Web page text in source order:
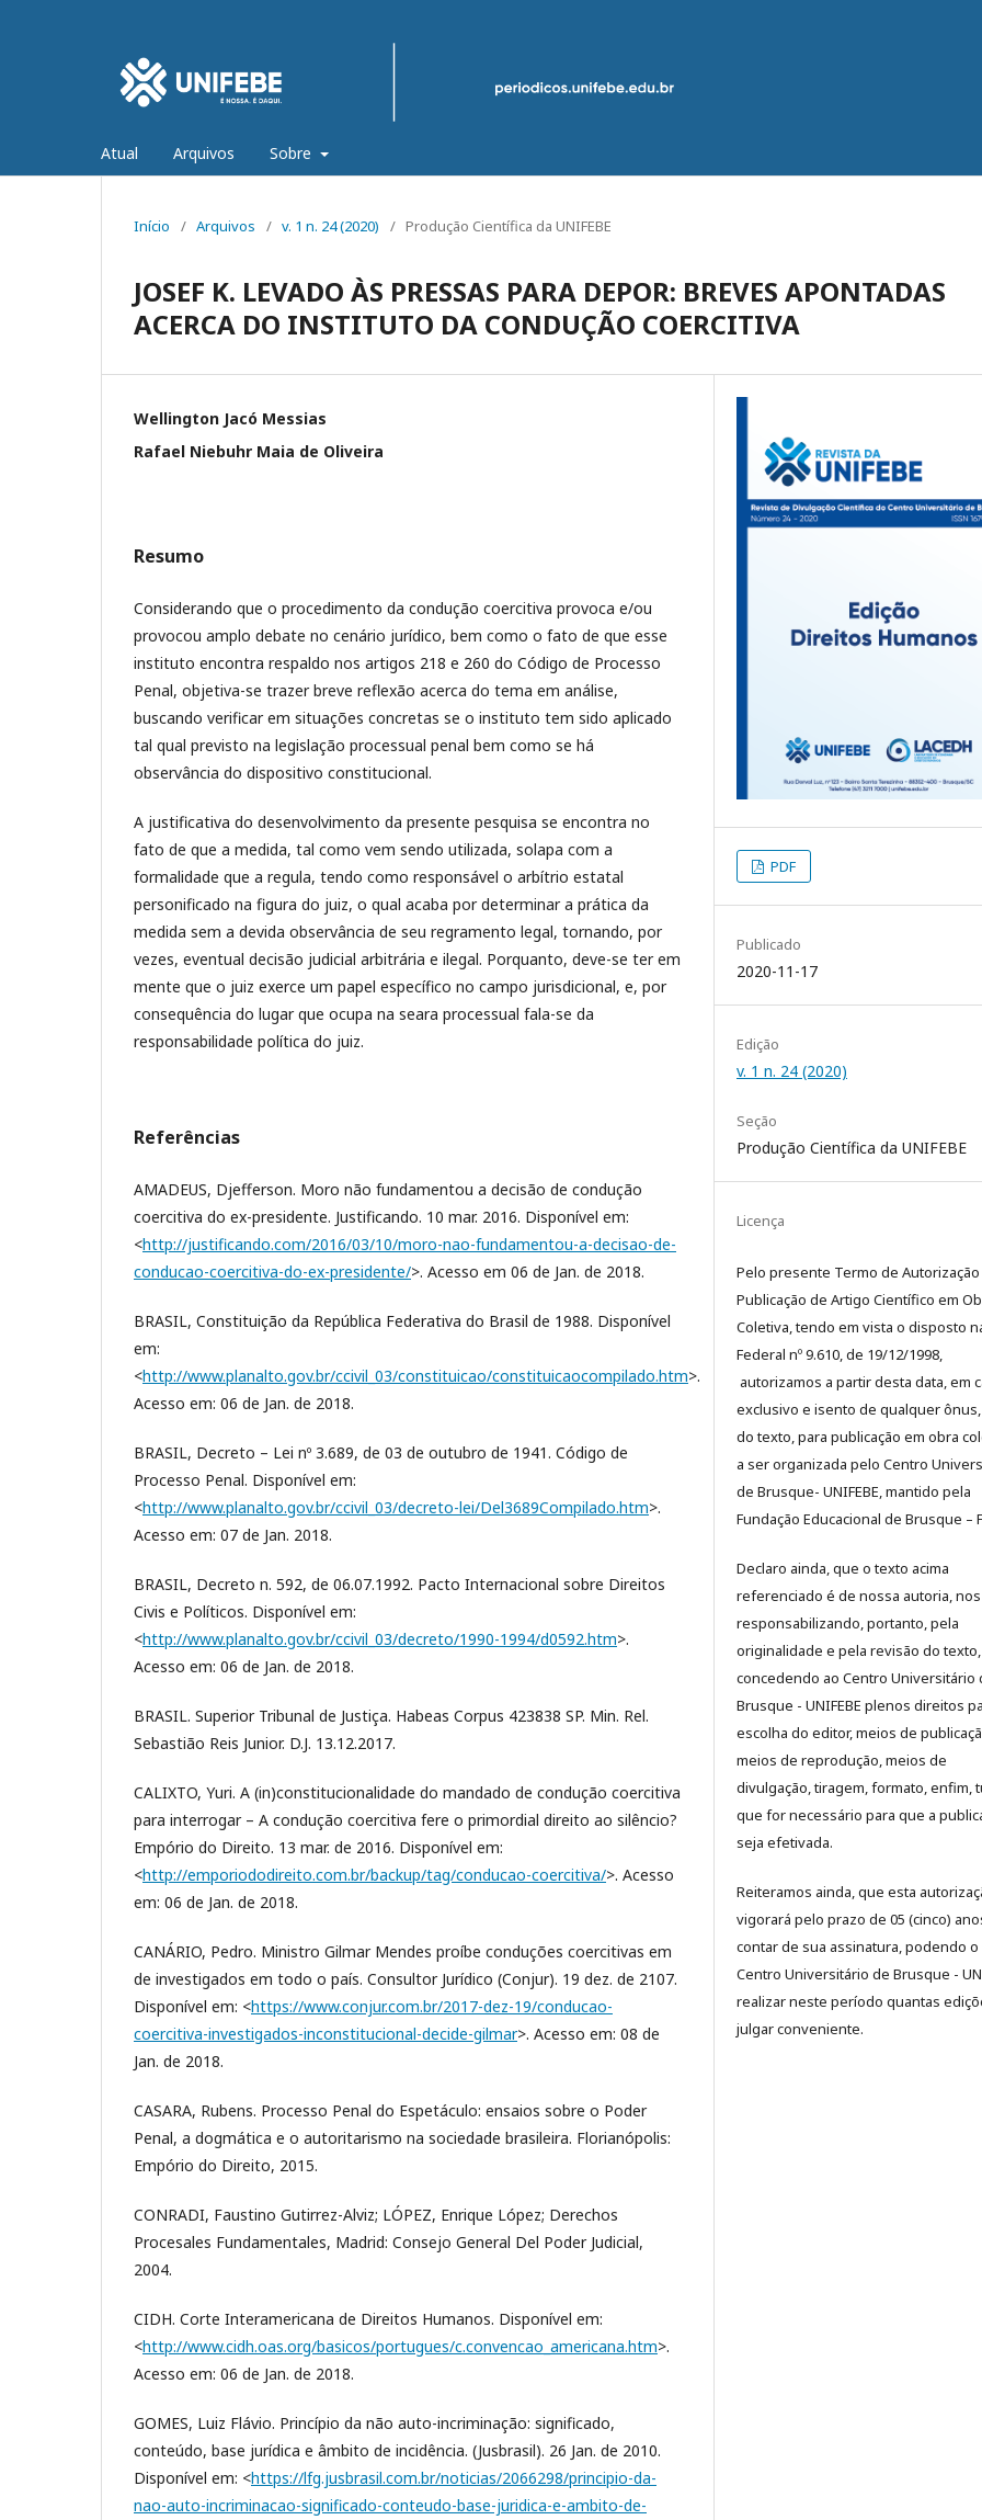
Atual Arquivos Sobre
Início / Arquivos / v. 1 n. 24 (2020) / Produção Científica da UNIFEBE
JOSEF K. LEVADO ÀS PRESSAS PARA DEPOR: BREVES APONTADAS
ACERCA DO INSTITUTO DA CONDUÇÃO COERCITIVA
Wellington Jacó Messias
Rafael Niebuhr Maia de Oliveira
Resumo
Considerando que o procedimento da condução coercitiva provoca e/ou
provocou amplo debate no cenário jurídico, bem como o fato de que esse
instituto encontra respaldo nos artigos 218 e 260 do Código de Processo
Penal, objetiva-se trazer breve reflexão acerca do tema em análise,
buscando verificar em situações concretas se o instituto tem sido aplicado
tal qual previsto na legislação processual penal bem como se há
observância do dispositivo constitucional.
A justificativa do desenvolvimento da presente pesquisa se encontra no
fato de que a medida, tal como vem sendo utilizada, solapa com a
formalidade que a regula, tendo como responsável o arbítrio estatal
personificado na figura do juiz, o qual acaba por determinar a prática da
medida sem a devida observância de seu regramento legal, tornando, por
vezes, eventual decisão judicial arbitrária e ilegal. Porquanto, deve-se ter em
mente que o juiz exerce um papel específico no campo jurisdicional, e, por
consequência do lugar que ocupa na seara processual fala-se da
responsabilidade política do juiz.
Referências
AMADEUS, Djefferson. Moro não fundamentou a decisão de condução
coercitiva do ex-presidente. Justificando. 10 mar. 2016. Disponível em:
<http://justificando.com/2016/03/10/moro-nao-fundamentou-a-decisao-de-
conducao-coercitiva-do-ex-presidente/>. Acesso em 06 de Jan. de 2018.
BRASIL, Constituição da República Federativa do Brasil de 1988. Disponível
em:
<http://www.planalto.gov.br/ccivil_03/constituicao/constituicaocompilado.htm>.
Acesso em: 06 de Jan. de 2018.
BRASIL, Decreto – Lei nº 3.689, de 03 de outubro de 1941. Código de
Processo Penal. Disponível em:
<http://www.planalto.gov.br/ccivil_03/decreto-lei/Del3689Compilado.htm>.
Acesso em: 07 de Jan. 2018.
BRASIL, Decreto n. 592, de 06.07.1992. Pacto Internacional sobre Direitos
Civis e Políticos. Disponível em:
<http://www.planalto.gov.br/ccivil_03/decreto/1990-1994/d0592.htm>.
Acesso em: 06 de Jan. de 2018.
BRASIL. Superior Tribunal de Justiça. Habeas Corpus 423838 SP. Min. Rel.
Sebastião Reis Junior. D.J. 13.12.2017.
CALIXTO, Yuri. A (in)constitucionalidade do mandado de condução coercitiva
para interrogar – A condução coercitiva fere o primordial direito ao silêncio?
Empório do Direito. 13 mar. de 2016. Disponível em:
<http://emporiododireito.com.br/backup/tag/conducao-coercitiva/>. Acesso
em: 06 de Jan. de 2018.
CANÁRIO, Pedro. Ministro Gilmar Mendes proíbe conduções coercitivas em
de investigados em todo o país. Consultor Jurídico (Conjur). 19 dez. de 2107.
Disponível em: <https://www.conjur.com.br/2017-dez-19/conducao-
coercitiva-investigados-inconstitucional-decide-gilmar>. Acesso em: 08 de
Jan. de 2018.
CASARA, Rubens. Processo Penal do Espetáculo: ensaios sobre o Poder
Penal, a dogmática e o autoritarismo na sociedade brasileira. Florianópolis:
Empório do Direito, 2015.
CONRADI, Faustino Gutirrez-Alviz; LÓPEZ, Enrique López; Derechos
Procesales Fundamentales, Madrid: Consejo General Del Poder Judicial,
2004.
CIDH. Corte Interamericana de Direitos Humanos. Disponível em:
<http://www.cidh.oas.org/basicos/portugues/c.convencao_americana.htm>.
Acesso em: 06 de Jan. de 2018.
GOMES, Luiz Flávio. Princípio da não auto-incriminação: significado,
conteúdo, base jurídica e âmbito de incidência. (Jusbrasil). 26 Jan. de 2010.
Disponível em: <https://lfg.jusbrasil.com.br/noticias/2066298/principio-da-
nao-auto-incriminacao-significado-conteudo-base-juridica-e-ambito-de-
PDF
Publicado
2020-11-17
Edição
v. 1 n. 24 (2020)
Seção
Produção Científica da UNIFEBE
Licença
Pelo presente Termo de Autorização
Publicação de Artigo Científico em
Coletiva, tendo em vista o disposto
Federal nº 9.610, de 19/12/1998,
autorizamos a partir desta data, em
exclusivo e isento de qualquer
do texto, para publicação em obra
a ser organizada pelo Centro
de Brusque- UNIFEBE, mantido pela
Fundação Educacional de Brusque –
Declaro ainda, que o texto acima
referenciado é de nossa autoria, nos
responsabilizando, portanto, pela
originalidade e pela revisão do texto,
concedendo ao Centro Universitário
Brusque - UNIFEBE plenos direitos
escolha do editor, meios de
meios de reprodução, meios de
divulgação, tiragem, formato, enfim,
que for necessário para que a
seja efetivada.
Reiteramos ainda, que esta
vigorará pelo prazo de 05 (cinco)
contar de sua assinatura, podendo o
Centro Universitário de Brusque -
realizar neste período quantas
julgar conveniente.